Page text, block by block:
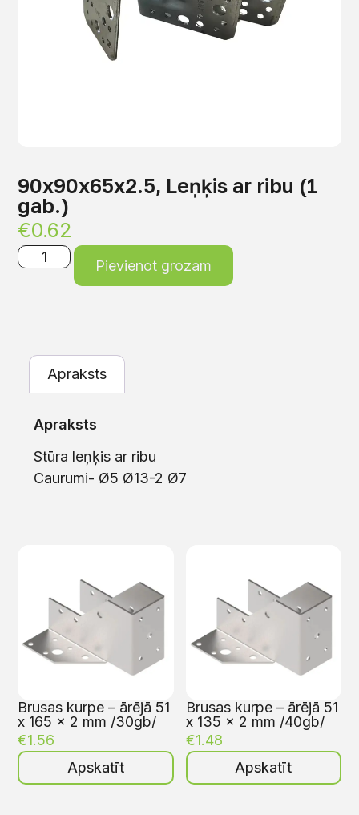
90x90x65x2.5, Leņķis ar ribu (1
gab.)
€0.62
Pievienot grozam
Apraksts
Apraksts
Stūra leņķis ar ribu
Caurumi- Ø5 Ø13-2 Ø7
Brusas kurpe – ārējā 51
x 165 x 2 mm /30gb/
€1.56
Apskatīt
Brusas kurpe – ārējā 51
x 135 x 2 mm /40gb/
€1.48
Apskatīt